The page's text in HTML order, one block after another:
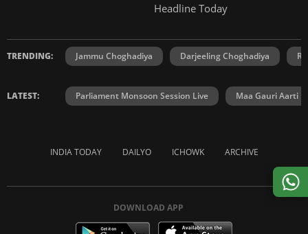
Headline Today
TRENDING: Jammu Choghadiya Darjeeling Choghadiya
LATEST: Parliament Monsoon Session Live Maa Gauri Aarti
INDIA TODAY DAILYO ICHOWK ARCHIVE
DOWNLOAD APP